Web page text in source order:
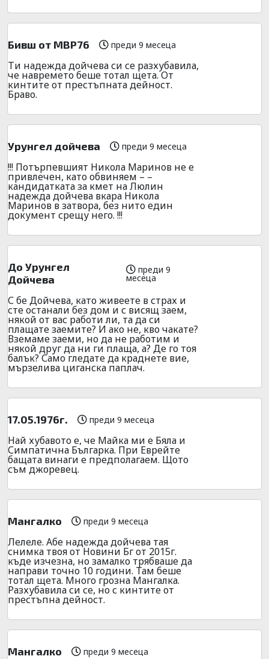
Бивш от МВР76 преди 9 месеца
Ти надежда дойчева си се разхубавила,
че навремето беше тотал щета. От
кинтите от престъпната дейност.
Браво.
Урунгел дойчева преди 9 месеца
!!! Потърпевшият Никола Маринов не е
привлечен, като обвиняем – –
кандидатката за кмет на Люлин
надежда дойчева вкара Никола
Маринов в затвора, без нито един
документ срещу него. !!!
До Урунгел
Дойчева
преди 9
месеца
С бе Дойчева, като живеете в страх и
сте останали без дом и с висящ заем,
някой от вас работи ли, та да си
плащате заемите? И ако не, кво чакате?
Вземаме заеми, но да не работим и
някой друг да ни ги плаща, а? Де го тоя
балък? Само гледате да краднете вие,
мързелива циганска паплач.
17.05.1976г. преди 9 месеца
Най хубавото е, че Майка ми е Бяла и
Симпатична Българка. При Еврейте
бащата винаги е предполагаем. Щото
съм джоревец.
Мангалко преди 9 месеца
Лелеле. Абе надежда дойчева тая
снимка твоя от Новини Бг от 2015г.
къде изчезна, но замалко трябваше да
направи точно 10 години. Там беше
тотал щета. Много грозна Мангалка.
Разхубавила си се, но с кинтите от
престъпна дейност.
Мангалко преди 9 месеца